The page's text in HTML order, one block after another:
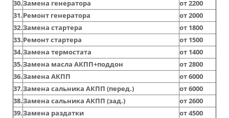
30.Замена генератора
от 2200
31.Ремонт генератора
от 2000
32.Замена стартера
от 1800
33.Ремонт стартера
от 1500
34.Замена термостата
от 1400
35.Замена масла АКПП+поддон
от 2800
36.Замена АКПП
от 6000
37.Замена сальника АКПП (перед.)
от 6000
38.Замена сальника АКПП (зад.)
от 2600
39.Замена раздатки
от 4500